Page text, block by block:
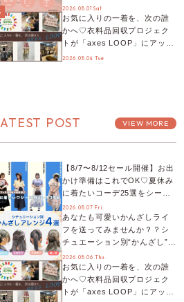
プチYour Stage.、ティーパー
ティまで！8月の特別なイベン
トをチェック◎
2026.08.01 Sat
お気に入りの一着を、次の誰
かへ♡衣料品回収プロジェク
トが「axes LOOP」にアップ
デート！活用するとポイント
2026.08.04 Tue
POST VIEW MORE
【8/7〜8/12セール開催】お出
かけ準備はこれでOK♡夏休み
に着たいコーデ25選をシーン
別に徹底解説！
2026.08.07 Fri.
あなたも可愛いかんざしライ
フを送ってみませんか？？シ
チュエーション別“かんざし”の
オススメ【ショップスタッフ
編集部】
2026.08.06 Thu.
お気に入りの一着を、次の誰
かへ♡衣料品回収プロジェク
トが「axes LOOP」にアップ